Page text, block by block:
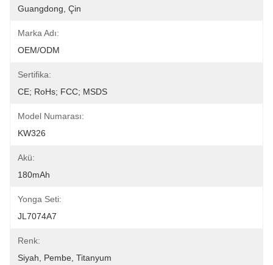
Guangdong, Çin
Marka Adı:
OEM/ODM
Sertifika:
CE; RoHs; FCC; MSDS
Model Numarası:
KW326
Akü:
180mAh
Yonga Seti:
JL7074A7
Renk:
Siyah, Pembe, Titanyum